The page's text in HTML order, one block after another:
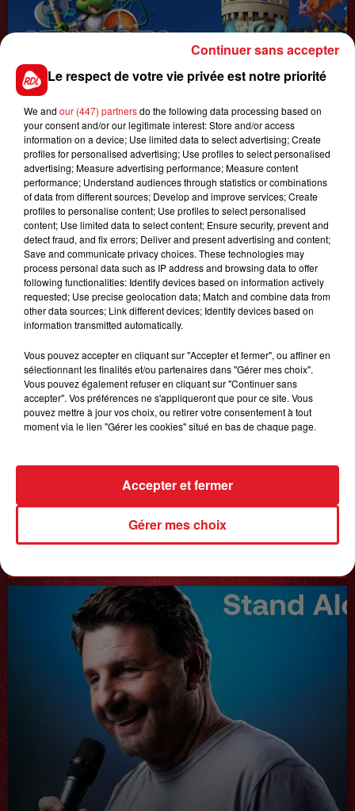
1er août 2026
GAGNEZ VOS ENTRÉES POUR TOUTE LA
FAMILLE À DENNLYS PARC !
LES PODCASTS
𝗙𝗿𝗲́𝗱𝗲́𝗿𝗶𝗰 𝗙𝗿𝗮𝗻𝗰̧𝗼𝗶𝘀
Le respect de votre vie privée est notre priorité
We and our (447) partnersdo the following data processing based on
your consent and/or our legitimate interest: Store and/or access
information on a device; Use limited data to select advertising; Create
profiles for personalised advertising; Use profiles to select personalised
advertising; Measure advertising performance; Measure content
performance; Understand audiences through statistics or combinations
of data from different sources; Develop and improve services; Create
profiles to personalise content; Use profiles to select personalised
content; Use limited data to select content; Ensure security, prevent and
detect fraud, and fix errors; Deliver and present advertising and content;
Save and communicate privacy choices. These technologies may
process personal data such as IP address and browsing data to offer
following functionalities: Identify devices based on information actively
requested; Use precise geolocation data; Match and combine data from
other data sources; Link different devices; Identify devices based on
information transmitted automatically.
Vous pouvez accepter en cliquant sur "Accepter et fermer", ou affiner en
sélectionnant les finalités et/ou partenaires dans "Gérer mes choix".
Vous pouvez également refuser en cliquant sur "Continuer sans
accepter". Vos préférences ne s'appliqueront que pour ce site. Vous
pouvez mettre à jour vos choix, ou retirer votre consentement à tout
moment via le lien "Gérer les cookies" situé en bas de chaque page.
Gérer mes choix
Accepter et fermer
Continuer sans accepter